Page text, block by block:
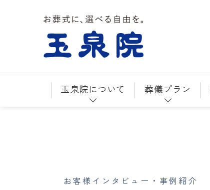
お葬式に、選べる自由を。玉泉院
玉泉院について 葬儀プラン
お客様インタビュー・事例紹介